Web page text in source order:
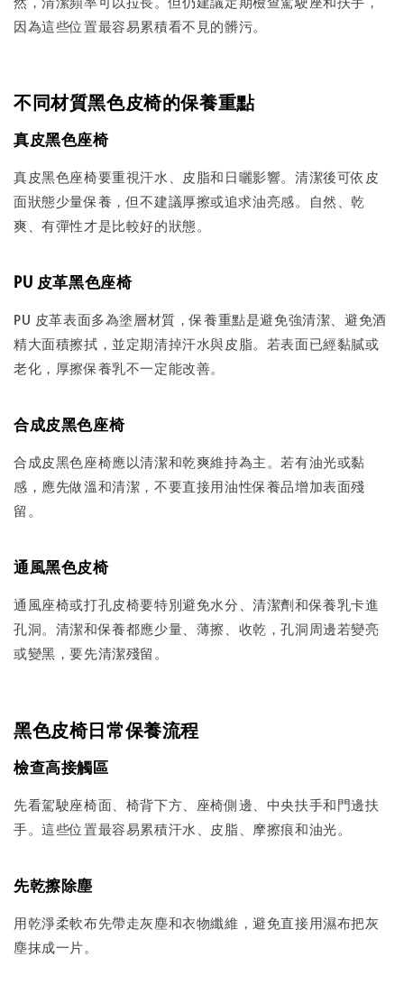
因為這些位置最容易累積看不見的髒污。
不同材質黑色皮椅的保養重點
真皮黑色座椅
真皮黑色座椅要重視汗水、皮脂和日曬影響。清潔後可依皮
面狀態少量保養，但不建議厚擦或追求油亮感。自然、乾
爽、有彈性才是比較好的狀態。
PU 皮革黑色座椅
PU 皮革表面多為塗層材質，保養重點是避免強清潔、避免酒
精大面積擦拭，並定期清掉汗水與皮脂。若表面已經黏膩或
老化，厚擦保養乳不一定能改善。
合成皮黑色座椅
合成皮黑色座椅應以清潔和乾爽維持為主。若有油光或黏
感，應先做溫和清潔，不要直接用油性保養品增加表面殘
留。
通風黑色皮椅
通風座椅或打孔皮椅要特別避免水分、清潔劑和保養乳卡進
孔洞。清潔和保養都應少量、薄擦、收乾，孔洞周邊若變亮
或變黑，要先清潔殘留。
黑色皮椅日常保養流程
檢查高接觸區
先看駕駛座椅面、椅背下方、座椅側邊、中央扶手和門邊扶
手。這些位置最容易累積汗水、皮脂、摩擦痕和油光。
先乾擦除塵
用乾淨柔軟布先帶走灰塵和衣物纖維，避免直接用濕布把灰
塵抹成一片。